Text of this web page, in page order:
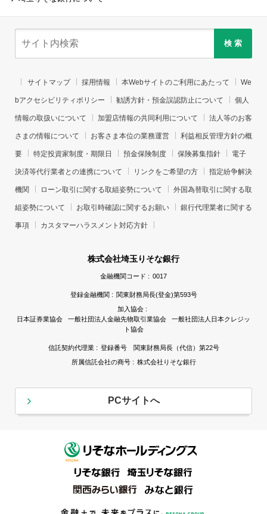
検 索
サイトマップ 採用情報 本Webサイトのご利用にあたって We
bアクセシビリティポリシー 勧誘方針・預金誤認防止について 個人
情報の取扱いについて 加盟店情報の共同利用について 法人等のお客
さまの情報について お客さま本位の業務運営 利益相反管理方針の概
要 特定投資家制度・期限日 預金保険制度 保険募集指針 電子
決済等代行業者との連携について リンクをご希望の方 指定紛争解決
機関 ローン取引に関する取組姿勢について 外国為替取引に関する取
組姿勢について お取引時確認に関するお願い 銀行代理業者に関する
事項 カスタマーハラスメント対応方針
株式会社埼玉りそな銀行
金融機関コード : 0017
登録金融機関 : 関東財務局長(登金)第593号
加入協会 :
日本証券業協会 一般社団法人金融先物取引業協会 一般社団法人日本クレジッ
ト協会
信託契約代理業 : 登録番号 関東財務局長（代信）第22号
所属信託会社の商号 : 株式会社りそな銀行
PCサイトへ